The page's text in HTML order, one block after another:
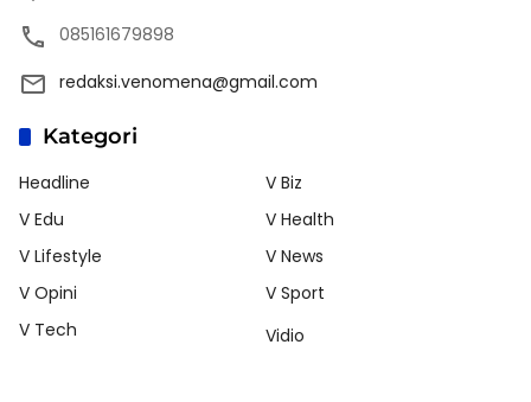
085161679898
redaksi.venomena@gmail.com
Kategori
Headline
V Biz
V Edu
V Health
V Lifestyle
V News
V Opini
V Sport
V Tech
Vidio